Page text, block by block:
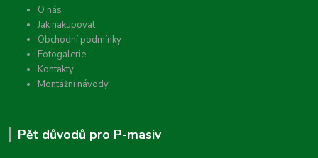
O nás
Jak nakupovat
Obchodní podmínky
Fotogalerie
Kontakty
Montážní návody
Pět důvodů pro P-masiv